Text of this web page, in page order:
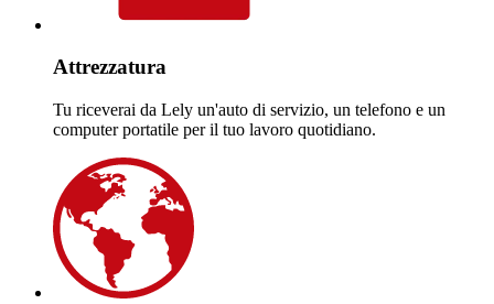
Attrezzatura
Tu riceverai da Lely un'auto di servizio, un telefono e un
computer portatile per il tuo lavoro quotidiano.